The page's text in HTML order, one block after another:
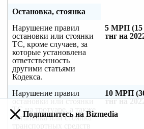
Остановка, стоянка
Нарушение правил
остановки или стоянки
ТС, кроме случаев, за
которые установлена
ответственность
другими статьями
Кодекса.
5 МРП (15
тнг на
Нарушение правил
остановки или стоянки
ТС на тротуаре, а также
остановка или стоянка
транспортных средств
10 МРП
тнг на
Подпишитесь на Bizmedia